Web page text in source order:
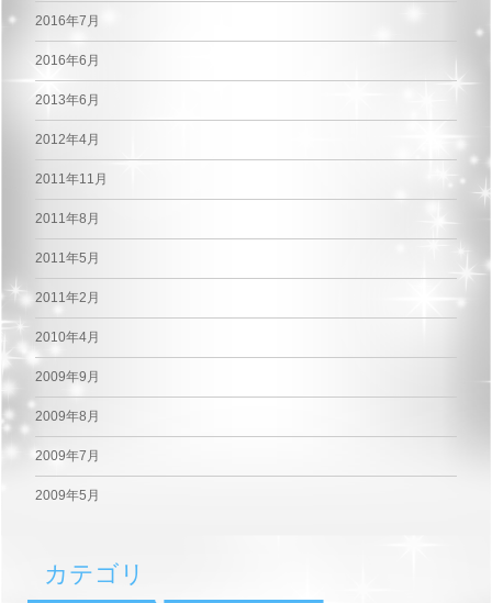
2016年7月
2016年6月
2013年6月
2012年4月
2011年11月
2011年8月
2011年5月
2011年2月
2010年4月
2009年9月
2009年8月
2009年7月
2009年5月
カテゴリ